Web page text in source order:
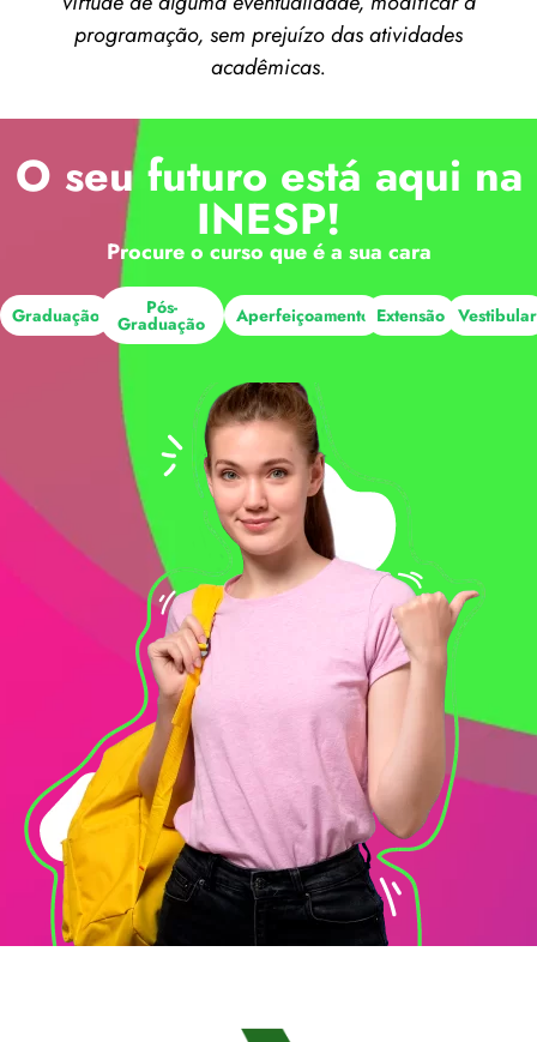
programação, sem prejuízo das atividades
acadêmicas.
O seu futuro está aqui na
INESP!
Procure o curso que é a sua cara
Graduação Pós-
Graduação Aperfeiçoamento Extensão Vestibular